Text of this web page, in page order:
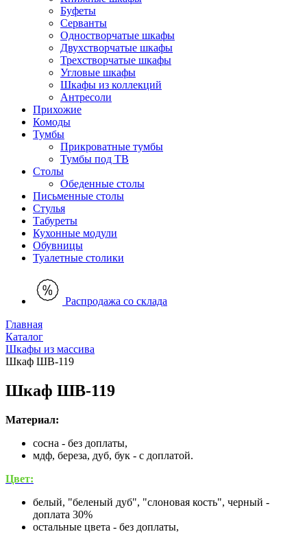
Буфеты
Серванты
Одностворчатые шкафы
Двухстворчатые шкафы
Трехстворчатые шкафы
Угловые шкафы
Шкафы из коллекций
Антресоли
Прихожие
Комоды
Тумбы
Прикроватные тумбы
Тумбы под ТВ
Столы
Обеденные столы
Письменные столы
Стулья
Табуреты
Кухонные модули
Обувницы
Туалетные столики
Распродажа со склада
Главная
Каталог
Шкафы из массива
Шкаф ШВ-119
Шкаф ШВ-119
Материал:
сосна - без доплаты,
мдф, береза, дуб, бук - с доплатой.
Цвет:
белый, "беленый дуб", "слоновая кость", черный -
доплата 30%
остальные цвета - без доплаты,